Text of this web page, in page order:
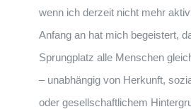
wenn ich derzeit nicht mehr
Anfang an hat mich begeistert,
Sprungplatz alle Menschen
– unabhängig von Herkunft,
oder gesellschaftlichem